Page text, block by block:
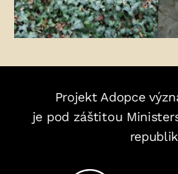
Projekt Adopce
je pod záštitou